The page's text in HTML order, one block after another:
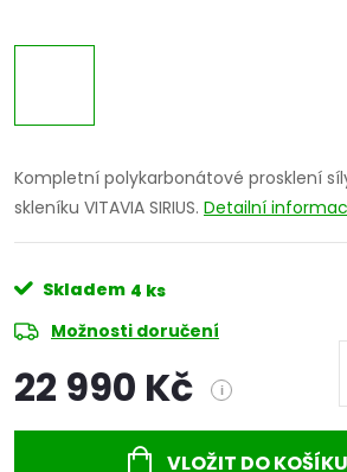
Kompletní polykarbonátové prosklení
skleníku VITAVIA SIRIUS. Detailní
Skladem 4 ks
Možnosti doručení
22 990 Kč i
VLOŽIT DO KOŠÍKU